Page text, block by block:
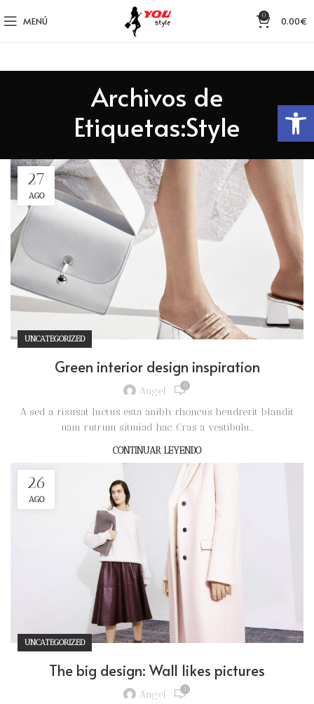
Abrir
MENÚ 0 0.00€
Archivos de
Etiquetas:Style
27
AGO
UNCATEGORIZED
Green interior design inspiration
Angel 0
A sed a risusat luctus esta anibh rhoncus hendrerit blandit
nam rutrum sitmiad hac. Cras a vestibulu...
CONTINUAR LEYENDO
26
AGO
UNCATEGORIZED
The big design: Wall likes pictures
Angel